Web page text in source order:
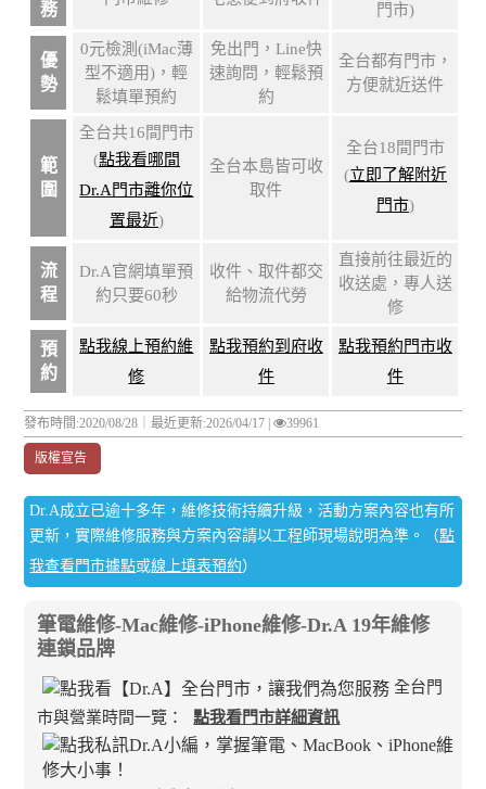
務
門市)
優
勢
0元檢測(iMac薄
型不適用)，輕
鬆填單預約
免出門，Line快
速詢問，輕鬆預
約
全台都有門市，
方便就近送件
範
圍
全台共16間門市
(點我看哪間
Dr.A門市離你位
置最近)
全台本島皆可收
取件
全台18間門市
(立即了解附近
門市)
流
程
Dr.A官網填單預
約只要60秒
收件、取件都交
給物流代勞
直接前往最近的
收送處，專人送
修
預
約
點我線上預約維
修
點我預約到府收
件
點我預約門市收
件
發布時間:2020/08/28｜最近更新:2026/04/17 | 39961
版權宣告
Dr.A成立已逾十多年，維修技術持續升級，活動方案內容也有所
更新，實際維修服務與方案內容請以工程師現場說明為準。（點
我查看門市據點或線上填表預約）
筆電維修-Mac維修-iPhone維修-Dr.A 19年維修
連鎖品牌
全台門
市與營業時間一覽：
點我看門市詳細資訊